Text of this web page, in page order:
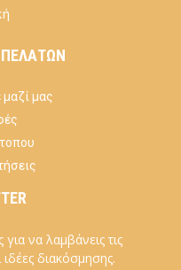
μας
να λαμβάνεις τις
διακόσμησης.